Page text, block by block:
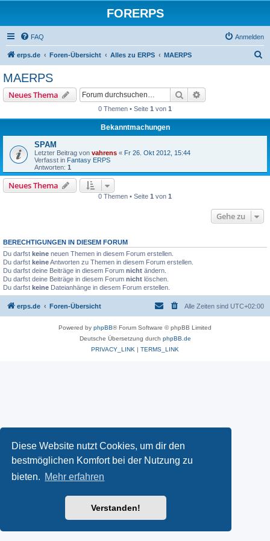
Diese Website nutzt Cookies, um dir den
bestmöglichen Komfort bei der Nutzung zu
bieten. Mehr erfahren
Verstanden!
FORERPS
FAQ Anmelden
erps.de Foren-Übersicht Alles zu ERPS MAERPS
MAERPS
Neues Thema Suche
0 Themen • Seite 1 von 1
Bekanntmachungen
SPAM
Letzter Beitrag von vahrens « Fr 26. Okt 2012, 15:44
Verfasst in Fantasy ERPS
Antworten: 1
Neues Thema
0 Themen • Seite 1 von 1
Gehe zu
BERECHTIGUNGEN IN DIESEM FORUM
Du darfst keine neuen Themen in diesem Forum erstellen.
Du darfst keineAntworten zu Themen in diesem Forum erstellen.
Du darfst deine Beiträge in diesem Forum nicht ändern.
Du darfst deine Beiträge in diesem Forum nicht löschen.
Du darfst keine Dateianhänge in diesem Forum erstellen.
erps.de Foren-Übersicht Alle Zeiten sind UTC+02:00
Powered by phpBB® Forum Software © phpBB Limited
Deutsche Übersetzung durch phpBB.de
PRIVACY_LINK | TERMS_LINK